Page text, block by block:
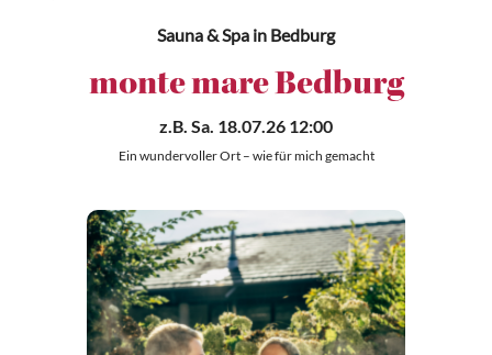
Sauna & Spa in Bedburg
monte mare Bedburg
z.B. Sa. 18.07.26 12:00
Ein wundervoller Ort – wie für mich gemacht